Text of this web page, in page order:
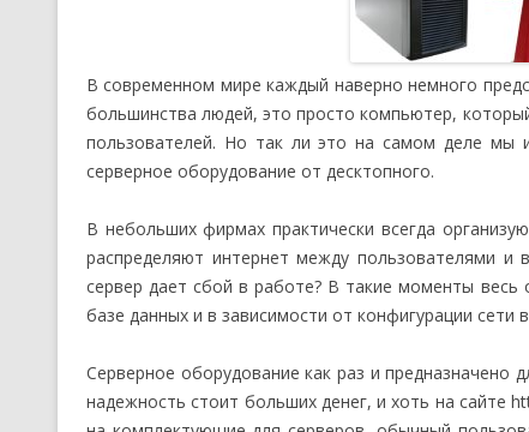
В современном мире каждый наверно немного
большинства людей, это просто компьютер,
пользователей. Но так ли это на самом деле мы
серверное оборудование от десктопного.
В небольших фирмах практически всегда
распределяют интернет между пользователями
сервер дает сбой в работе? В такие моменты
базе данных и в зависимости от конфигурации
Серверное оборудование как раз и
надежность стоит больших денег, и хоть на сайте